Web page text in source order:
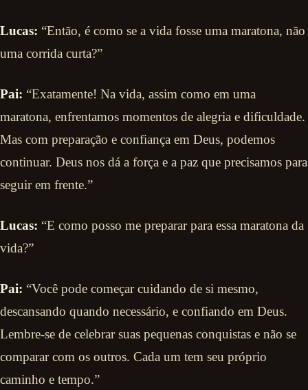
Lucas: “Então, é como se a vida fosse uma maratona, não
uma corrida curta?”
Pai: “Exatamente! Na vida, assim como em uma
maratona, enfrentamos momentos de alegria e dificuldade.
Mas com preparação e confiança em Deus, podemos
continuar. Deus nos dá a força e a paz que precisamos para
seguir em frente.”
Lucas: “E como posso me preparar para essa maratona da
vida?”
Pai: “Você pode começar cuidando de si mesmo,
descansando quando necessário, e confiando em Deus.
Lembre-se de celebrar suas pequenas conquistas e não se
comparar com os outros. Cada um tem seu próprio
caminho e tempo.”